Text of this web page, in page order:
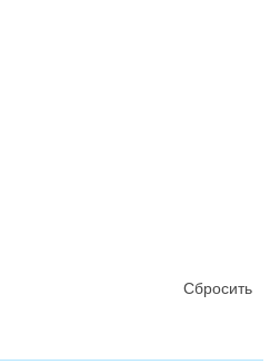
Сбросить